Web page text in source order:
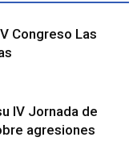
Congreso Las
IV Jornada de
agresiones